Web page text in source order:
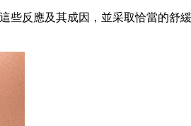
反應及其成因，並采取恰當的舒